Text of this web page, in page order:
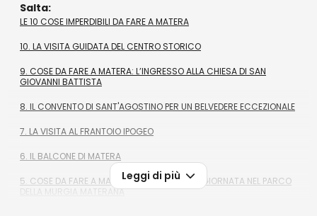
Salta:
LE 10 COSE IMPERDIBILI DA FARE A MATERA
10. LA VISITA GUIDATA DEL CENTRO STORICO
9. COSE DA FARE A MATERA: L’INGRESSO ALLA CHIESA DI SAN
GIOVANNI BATTISTA
8. IL CONVENTO DI SANT'AGOSTINO PER UN BELVEDERE ECCEZIONALE
7. LA VISITA AL FRANTOIO IPOGEO
6. IL BALCONE DI MATERA
5. COSE DA FARE A MATERA E DINTORNI: UNA GIORNATA NEL PARCO
DELLA MURGIA MATERANA
Leggi di più